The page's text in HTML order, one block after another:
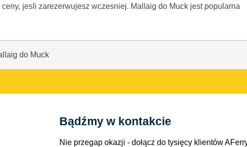
jesli zarezerwujesz wczesniej. Mallaig do Muck jest popularna
do Muck
Bądźmy w kontakcie
Nie przegap okazji - dołącz do tysięcy klientów